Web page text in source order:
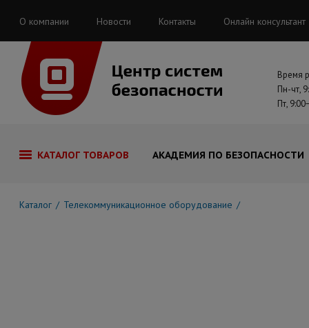
О компании Новости Контакты Онлайн консультант
Время
Пн-чт,
Пт,
КАТАЛОГ ТОВАРОВ АКАДЕМИЯ ПО БЕЗОПАСНОСТИ
Каталог Телекоммуникационное оборудование